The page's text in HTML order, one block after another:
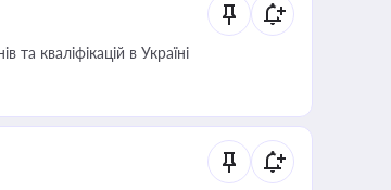
та кваліфікацій в Україні